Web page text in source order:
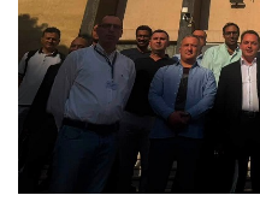
الطلاب
هيئة التدريس